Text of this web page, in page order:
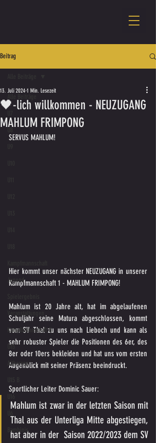
Beitrag
Jugend
Veranstaltungen
Kampfmannschaft II
U15
Altherren
Bambinis
🖤-lich willkommen - NEUZUGANG
MAHLUM FRIMPONG
13. Juli 2024 1 Min. Lesezeit
SERVUS MAHLUM!
Hier kommt unser nächster NEUZUGANG in unserer
Kampfmannschaft 1 - MAHLUM FRIMPONG!
Mahlum ist 20 Jahre alt, hat im abgelaufenen
Schuljahr seine Matura abgeschlossen, kommt
vom SV Thal zu uns nach Lieboch und kann als
sehr robuster Spieler die Positionen des 6er, des
8er oder 10ers bekleiden und hat uns vom ersten
Augenblick mit seiner Präsenz beeindruckt.
Sportlicher Leiter Dominic Sauer:
Mahlum ist zwar in der letzten Saison mit
Thal aus der Unterliga Mitte abgestiegen,
hat aber in der  Saison 2022/2023 dem SV